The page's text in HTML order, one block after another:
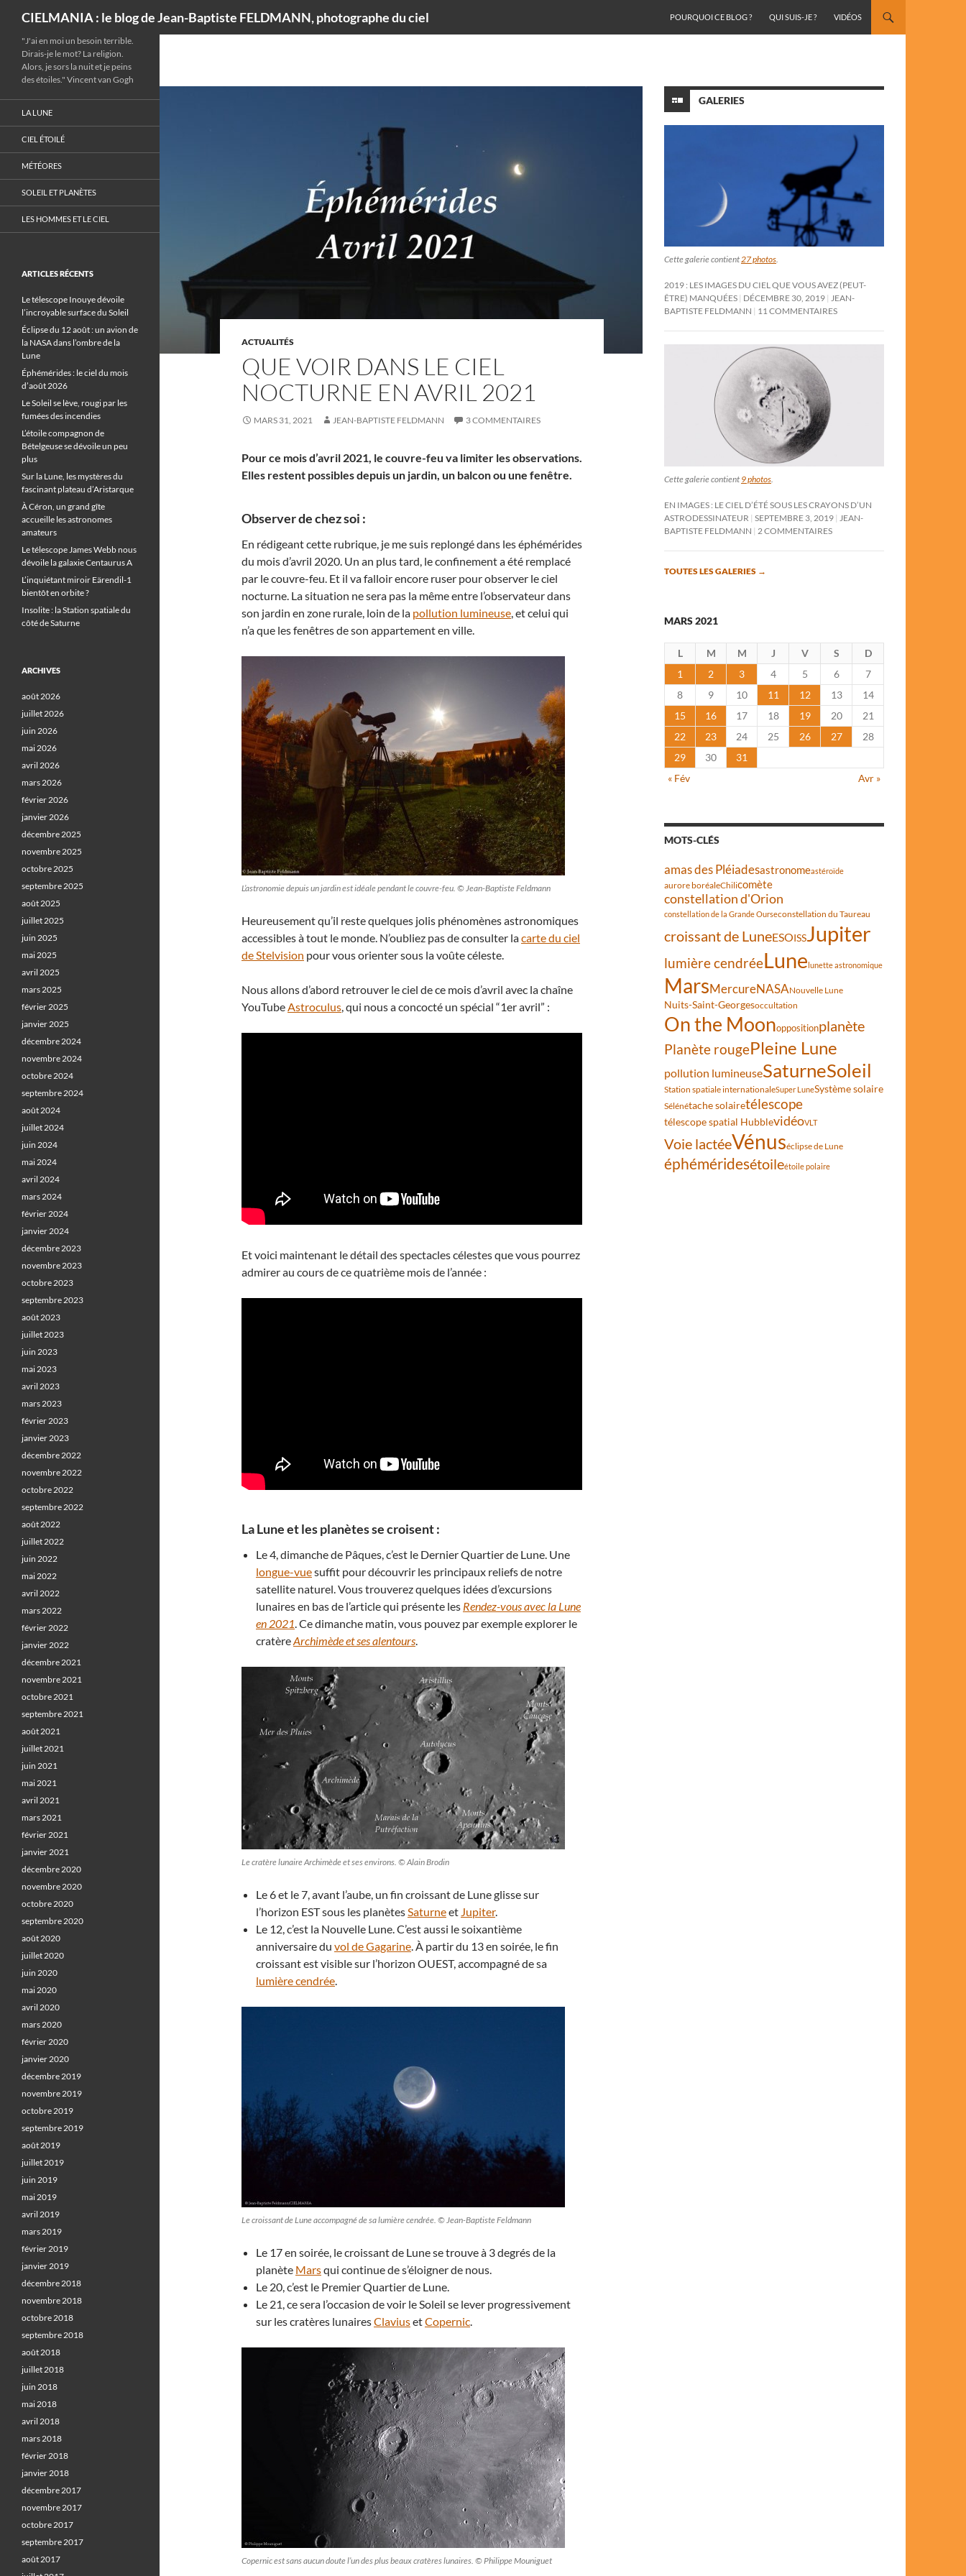
CIELMANIA : le blog de Jean-Baptiste FELDMANN, photographe du ciel
POURQUOI CE BLOG ?
QUI SUIS-JE ? VIDÉOS
ACTUALITÉS
QUE VOIR DANS LE CIEL
NOCTURNE EN AVRIL 2021
MARS 31, 2021 JEAN-BAPTISTE FELDMANN 3 COMMENTAIRES
Pour ce mois d’avril 2021, le couvre-feu va limiter les observations.
Elles restent possibles depuis un jardin, un balcon ou une fenêtre.
Observer de chez soi :
En rédigeant cette rubrique, je me suis replongé dans les éphémérides
du mois d’avril 2020. Un an plus tard, le confinement a été remplacé
par le couvre-feu. Et il va falloir encore ruser pour observer le ciel
nocturne. La situation ne sera pas la même entre l’observateur dans
son jardin en zone rurale, loin de la pollution lumineuse, et celui qui
n’a que les fenêtres de son appartement en ville.
L’astronomie depuis un jardin est idéale pendant le couvre-feu. © Jean-Baptiste Feldmann
Heureusement qu’il reste quelques jolis phénomènes astronomiques
accessibles à tout le monde. N’oubliez pas de consulter lacarte du ciel
de Stelvision pour vous orienter sous la voûte céleste.
Nous allons d’abord retrouver le ciel de ce mois d’avril avec la chaîne
YouTubeAstroculus, qui nous a concocté un spécial “1er avril” :
Et voici maintenant le détail des spectacles célestes que vous pourrez
admirer au cours de ce quatrième mois de l’année :
La Lune et les planètes se croisent :
Le 4, dimanche de Pâques, c’est le Dernier Quartier de Lune. Une
longue-vuesuffit pour découvrir les principaux reliefs de notre
satellite naturel. Vous trouverez quelques idées d’excursions
lunaires en bas de l’article qui présente les Rendez-vous avec la Lune
en 2021. Ce dimanche matin, vous pouvez par exemple explorer le
cratèreArchimède et ses alentours.
Le cratère lunaire Archimède et ses environs. © Alain Brodin
Le 6 et le 7, avant l’aube, un fin croissant de Lune glisse sur
l’horizon EST sous les planètesSaturneet Jupiter.
Le 12, c’est la Nouvelle Lune. C’est aussi le soixantième
anniversaire du vol de Gagarine. À partir du 13 en soirée, le fin
croissant est visible sur l’horizon OUEST, accompagné de sa
lumière cendrée.
Le croissant de Lune accompagné de sa lumière cendrée. © Jean-Baptiste Feldmann
Le 17 en soirée, le croissant de Lune se trouve à 3 degrés de la
planète Marsqui continue de s’éloigner de nous.
Le 20, c’est le Premier Quartier de Lune.
Le 21, ce sera l’occasion de voir le Soleil se lever progressivement
sur les cratères lunairesClaviusetCopernic.
Copernic est sans aucun doute l’un des plus beaux cratères lunaires. © Philippe Mouniguet
GALERIES
Cette galerie contient27 photos.
2019 : LES IMAGES DU CIEL QUE VOUS AVEZ (PEUT-
ÊTRE) MANQUÉES DÉCEMBRE 30, 2019 JEAN-
BAPTISTE FELDMANN
11 COMMENTAIRES
Cette galerie contient 9 photos
EN IMAGES : LE CIEL D’ÉTÉ SOUS LES CRAYONS D’UN
ASTRODESSINATEUR SEPTEMBRE 3, 2019
JEAN-
BAPTISTE FELDMANN
2 COMMENTAIRES
TOUTES LES GALERIES →
MARS 2021
L M M J V S
D
1
2 3 4 5 6
7
8
9 10 11 12 13
14
15
16 17 18 19 20
21
22
23 24 25 26 27
28
29
30
31
« Fév
Avr »
MOTS-CLÉS
amas des Pléiadesastronomeastéroïde
aurore boréaleChilicomète
constellation d'Orion
constellation de la Grande Ourseconstellation du Taureau
croissant de LuneESOISSJupiter
lumière cendréeLunelunette astronomique
MarsMercureNASANouvelle Lune
Nuits-Saint-Georgesoccultation
On the Moonoppositionplanète
Planète rougePleine Lune
pollution lumineuseSaturneSoleil
Station spatiale internationaleSuper LuneSystème solaire
Sélénétache solairetélescope
télescope spatial HubblevidéoVLT
Voie lactéeVénuséclipse de Lune
éphéméridesétoileétoile polaire
"J'ai en moi un besoin terrible.
Dirais-je le mot? La religion.
Alors, je sors la nuit et je peins
des étoiles." Vincent van Gogh
LA LUNE
CIEL ÉTOILÉ
MÉTÉORES
SOLEIL ET PLANÈTES
LES HOMMES ET LE CIEL
ARTICLES RÉCENTS
Le télescope Inouye dévoile
l’incroyable surface du Soleil
Éclipse du 12 août : un avion de
la NASA dans l’ombre de la
Lune
Éphémérides : le ciel du mois
d’août 2026
Le Soleil se lève, rougi par les
fumées des incendies
L’étoile compagnon de
Bételgeuse se dévoile un peu
plus
Sur la Lune, les mystères du
fascinant plateau d’Aristarque
À Céron, un grand gîte
accueille les astronomes
amateurs
Le télescope James Webb nous
dévoile la galaxie Centaurus A
L’inquiétant miroir Eärendil-1
bientôt en orbite ?
Insolite : la Station spatiale du
côté de Saturne
ARCHIVES
août 2026
juillet 2026
juin 2026
mai 2026
avril 2026
mars 2026
février 2026
janvier 2026
décembre 2025
novembre 2025
octobre 2025
septembre 2025
août 2025
juillet 2025
juin 2025
mai 2025
avril 2025
mars 2025
février 2025
janvier 2025
décembre 2024
novembre 2024
octobre 2024
septembre 2024
août 2024
juillet 2024
juin 2024
mai 2024
avril 2024
mars 2024
février 2024
janvier 2024
décembre 2023
novembre 2023
octobre 2023
septembre 2023
août 2023
juillet 2023
juin 2023
mai 2023
avril 2023
mars 2023
février 2023
janvier 2023
décembre 2022
novembre 2022
octobre 2022
septembre 2022
août 2022
juillet 2022
juin 2022
mai 2022
avril 2022
mars 2022
février 2022
janvier 2022
décembre 2021
novembre 2021
octobre 2021
septembre 2021
août 2021
juillet 2021
juin 2021
mai 2021
avril 2021
mars 2021
février 2021
janvier 2021
décembre 2020
novembre 2020
octobre 2020
septembre 2020
août 2020
juillet 2020
juin 2020
mai 2020
avril 2020
mars 2020
février 2020
janvier 2020
décembre 2019
novembre 2019
octobre 2019
septembre 2019
août 2019
juillet 2019
juin 2019
mai 2019
avril 2019
mars 2019
février 2019
janvier 2019
décembre 2018
novembre 2018
octobre 2018
septembre 2018
août 2018
juillet 2018
juin 2018
mai 2018
avril 2018
mars 2018
février 2018
janvier 2018
décembre 2017
novembre 2017
octobre 2017
septembre 2017
août 2017